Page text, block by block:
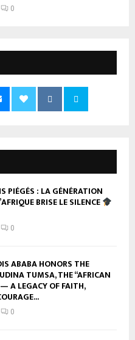
0
PIÉGÉS : LA GÉNÉRATION
BRISE LE SILENCE
0
ABABA HONORS THE
TUMSA, THE “AFRICAN
A LEGACY OF FAITH,
0